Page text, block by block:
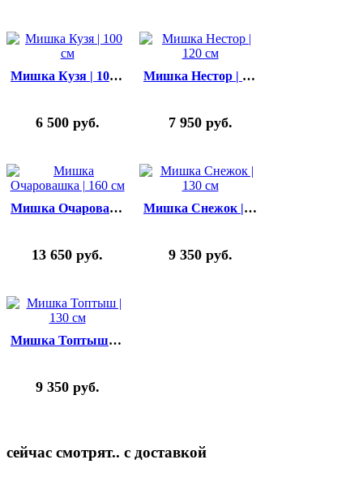
Мишка Кузя | 100 см
6 500 руб.
Мишка Нестор | 120 см
7 950 руб.
Мишка Очаровашка | 160 см
13 650 руб.
Мишка Снежок | 130 см
9 350 руб.
Мишка Топтыш | 130 см
9 350 руб.
сейчас смотрят.. с доставкой